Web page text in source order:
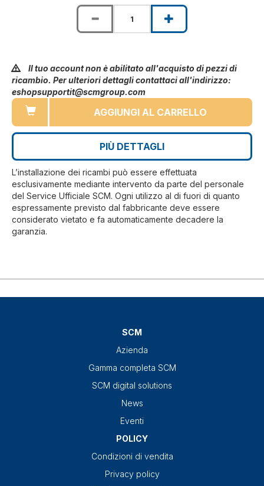
Il tuo account non è abilitato all'acquisto di pezzi di
ricambio. Per ulteriori dettagli contattaci all'indirizzo:
eshopsupportit@scmgroup.com
AGGIUNGI AL CARRELLO
PIÙ DETTAGLI
L’installazione dei ricambi può essere effettuata
esclusivamente mediante intervento da parte del personale
del Service Ufficiale SCM. Ogni utilizzo al di fuori di quanto
espressamente previsto dal fabbricante deve essere
considerato vietato e fa automaticamente decadere la
garanzia.
SCM
Azienda
Gamma completa SCM
SCM digital solutions
News
Eventi
POLICY
Condizioni di vendita
Privacy policy